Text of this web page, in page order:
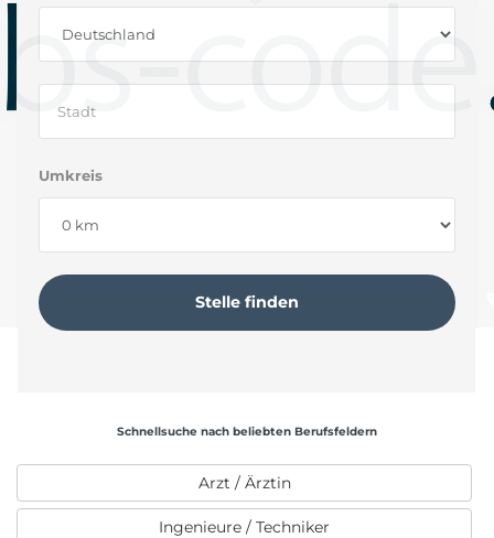
Umkreis
Schnellsuche nach beliebten Berufsfeldern
Arzt / Ärztin
Ingenieure / Techniker